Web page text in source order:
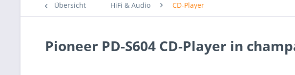
Übersicht HiFi & Audio CD-Player
Pioneer PD-S604 CD-Player in